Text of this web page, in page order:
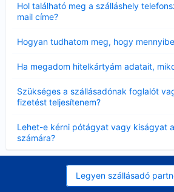
Hol található meg a szálláshely
mail címe?
Hogyan tudhatom meg, hogy
Ha megadom hitelkártyám adatait,
Szükséges a szállásadónak foglalót
fizetést teljesítenem?
Lehet-e kérni pótágyat vagy kiságyat
számára?
Legyen szállásadó